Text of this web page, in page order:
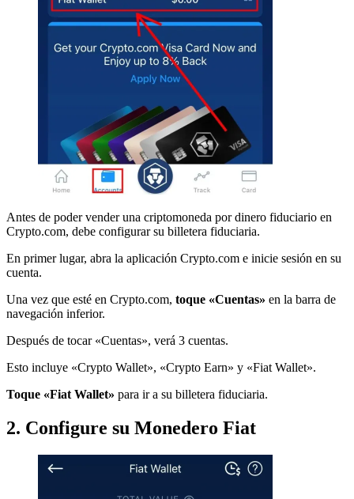
Antes de poder vender una criptomoneda por dinero fiduciario en
Crypto.com, debe configurar su billetera fiduciaria.
En primer lugar, abra la aplicación Crypto.com e inicie sesión en su
cuenta.
Una vez que esté en Crypto.com, toque «Cuentas» en la barra de
navegación inferior.
Después de tocar «Cuentas», verá 3 cuentas.
Esto incluye «Crypto Wallet», «Crypto Earn» y «Fiat Wallet».
Toque «Fiat Wallet» para ir a su billetera fiduciaria.
2. Configure su Monedero Fiat